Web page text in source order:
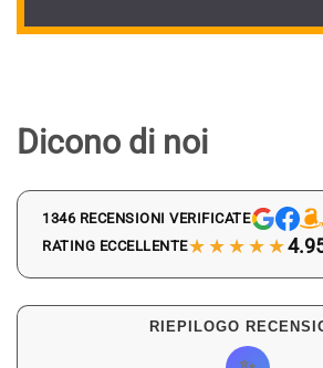
Dicono di noi
1346 RECENSIONI VERIFICATE
RATING ECCELLENTE★★★★★
RIEPILOGO